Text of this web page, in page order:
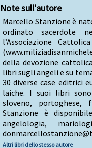
Note sull'autore
Marcello Stanzione è
ordinato sacerdote
l’Associazione
della devozione
libri sugli angeli e su
30 diverse case editrici
laiche. I suoi libri
sloveno, portoghese,
Stanzione è
angelologia,
Altri libri dello stesso autore